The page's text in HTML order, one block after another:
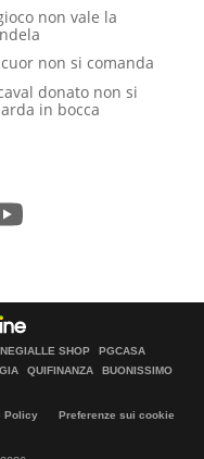
non vale la
non si comanda
donato non si
in bocca
SHOP
PGCASA
QUIFINANZA
BUONISSIMO
Policy
Preferenze sui cookie